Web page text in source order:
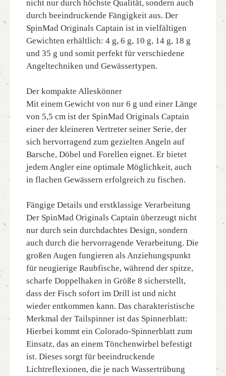
nicht nur durch höchste Qualität, sondern auch
durch beeindruckende Fängigkeit aus. Der
SpinMad Originals Captain ist in vielfältigen
Gewichten erhältlich: 4 g, 6 g, 10 g, 14 g, 18 g
und 35 g und somit perfekt für verschiedene
Angeltechniken und Gewässertypen.
Der kompakte Alleskönner
Mit einem Gewicht von nur 6 g und einer Länge
von 5,5 cm ist der SpinMad Originals Captain
einer der kleineren Vertreter seiner Serie, der
sich hervorragend zum gezielten Angeln auf
Barsche, Döbel und Forellen eignet. Er bietet
jedem Angler eine optimale Möglichkeit, auch
in flachen Gewässern erfolgreich zu fischen.
Fängige Details und erstklassige Verarbeitung
Der SpinMad Originals Captain überzeugt nicht
nur durch sein durchdachtes Design, sondern
auch durch die hervorragende Verarbeitung. Die
großen Augen fungieren als Anziehungspunkt
für neugierige Raubfische, während der spitze,
scharfe Doppelhaken in Größe 8 sicherstellt,
dass der Fisch sofort im Drill ist und nicht
wieder entkommen kann. Das charakteristische
Merkmal der Tailspinner ist das Spinnerblatt:
Hierbei kommt ein Colorado-Spinnerblatt zum
Einsatz, das an einem Tönchenwirbel befestigt
ist. Dieses sorgt für beeindruckende
Lichtreflexionen, die je nach Wassertrübung